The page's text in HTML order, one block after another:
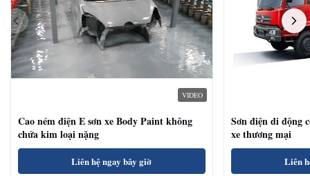
VIDEO
Cao ném điện E sơn xe Body Paint không
chứa kim loại nặng
Liên hệ ngay bây giờ
Sơn điện di động
xe thương mại
Liên